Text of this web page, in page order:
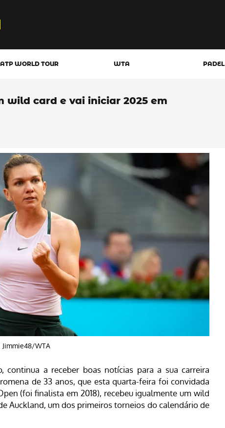
ATP WORLD TOUR WTA PADEL
wild card e vai iniciar 2025 em
Jimmie48/WTA
continua a receber boas notícias para a sua carreira
de 33 anos, que esta quarta-feira foi convidada
(foi finalista em 2018), recebeu igualmente um wild
Auckland, um dos primeiros torneios do calendário de